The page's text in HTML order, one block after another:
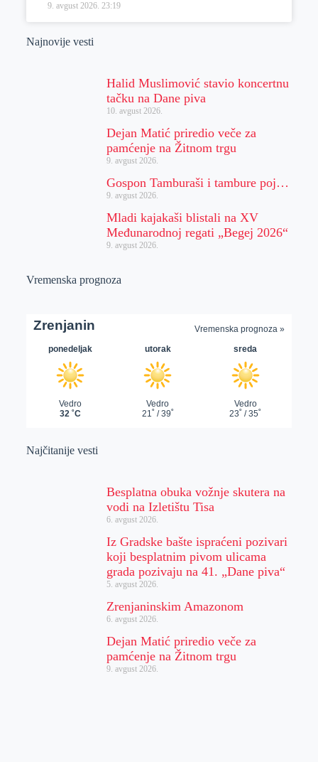
9. avgust 2026. 23:19
Najnovije vesti
Halid Muslimović stavio koncertnu
tačku na Dane piva
10. avgust 2026.
Dejan Matić priredio veče za
pamćenje na Žitnom trgu
9. avgust 2026.
Gospon Tamburaši i tambure poj…
9. avgust 2026.
Mladi kajakaši blistali na XV
Međunarodnoj regati „Begej 2026“
9. avgust 2026.
Vremenska prognoza
Najčitanije vesti
Besplatna obuka vožnje skutera na
vodi na Izletištu Tisa
6. avgust 2026.
Iz Gradske bašte ispraćeni pozivari
koji besplatnim pivom ulicama
grada pozivaju na 41. „Dane piva“
5. avgust 2026.
Zrenjaninskim Amazonom
6. avgust 2026.
Dejan Matić priredio veče za
pamćenje na Žitnom trgu
9. avgust 2026.